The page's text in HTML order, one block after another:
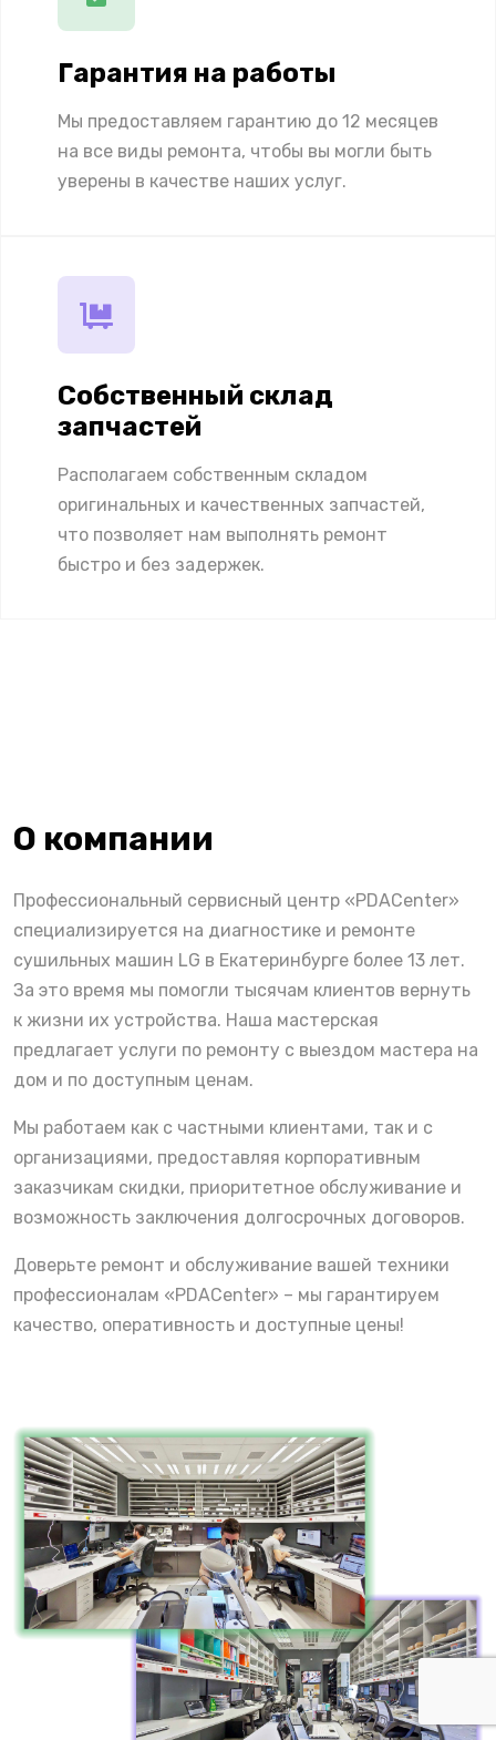
Гарантия на работы
Мы предоставляем гарантию до 12 месяцев
на все виды ремонта, чтобы вы могли быть
уверены в качестве наших услуг.
Собственный склад
запчастей
Располагаем собственным складом
оригинальных и качественных запчастей,
что позволяет нам выполнять ремонт
быстро и без задержек.
О компании
Профессиональный сервисный центр «PDACenter»
специализируется на диагностике и ремонте
сушильных машин LG в Екатеринбурге более 13 лет.
За это время мы помогли тысячам клиентов вернуть
к жизни их устройства. Наша мастерская
предлагает услуги по ремонту с выездом мастера на
дом и по доступным ценам.
Мы работаем как с частными клиентами, так и с
организациями, предоставляя корпоративным
заказчикам скидки, приоритетное обслуживание и
возможность заключения долгосрочных договоров.
Доверьте ремонт и обслуживание вашей техники
профессионалам «PDACenter» – мы гарантируем
качество, оперативность и доступные цены!